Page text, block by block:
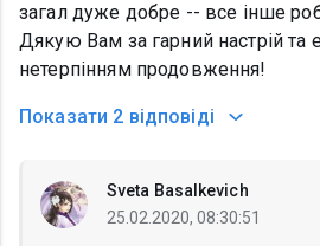
загал дуже добре -- все інше
Дякую Вам за гарний настрій та
нетерпінням продовження!
Показати 2 відповіді
Sveta Basalkevich
25.02.2020, 08:30:51